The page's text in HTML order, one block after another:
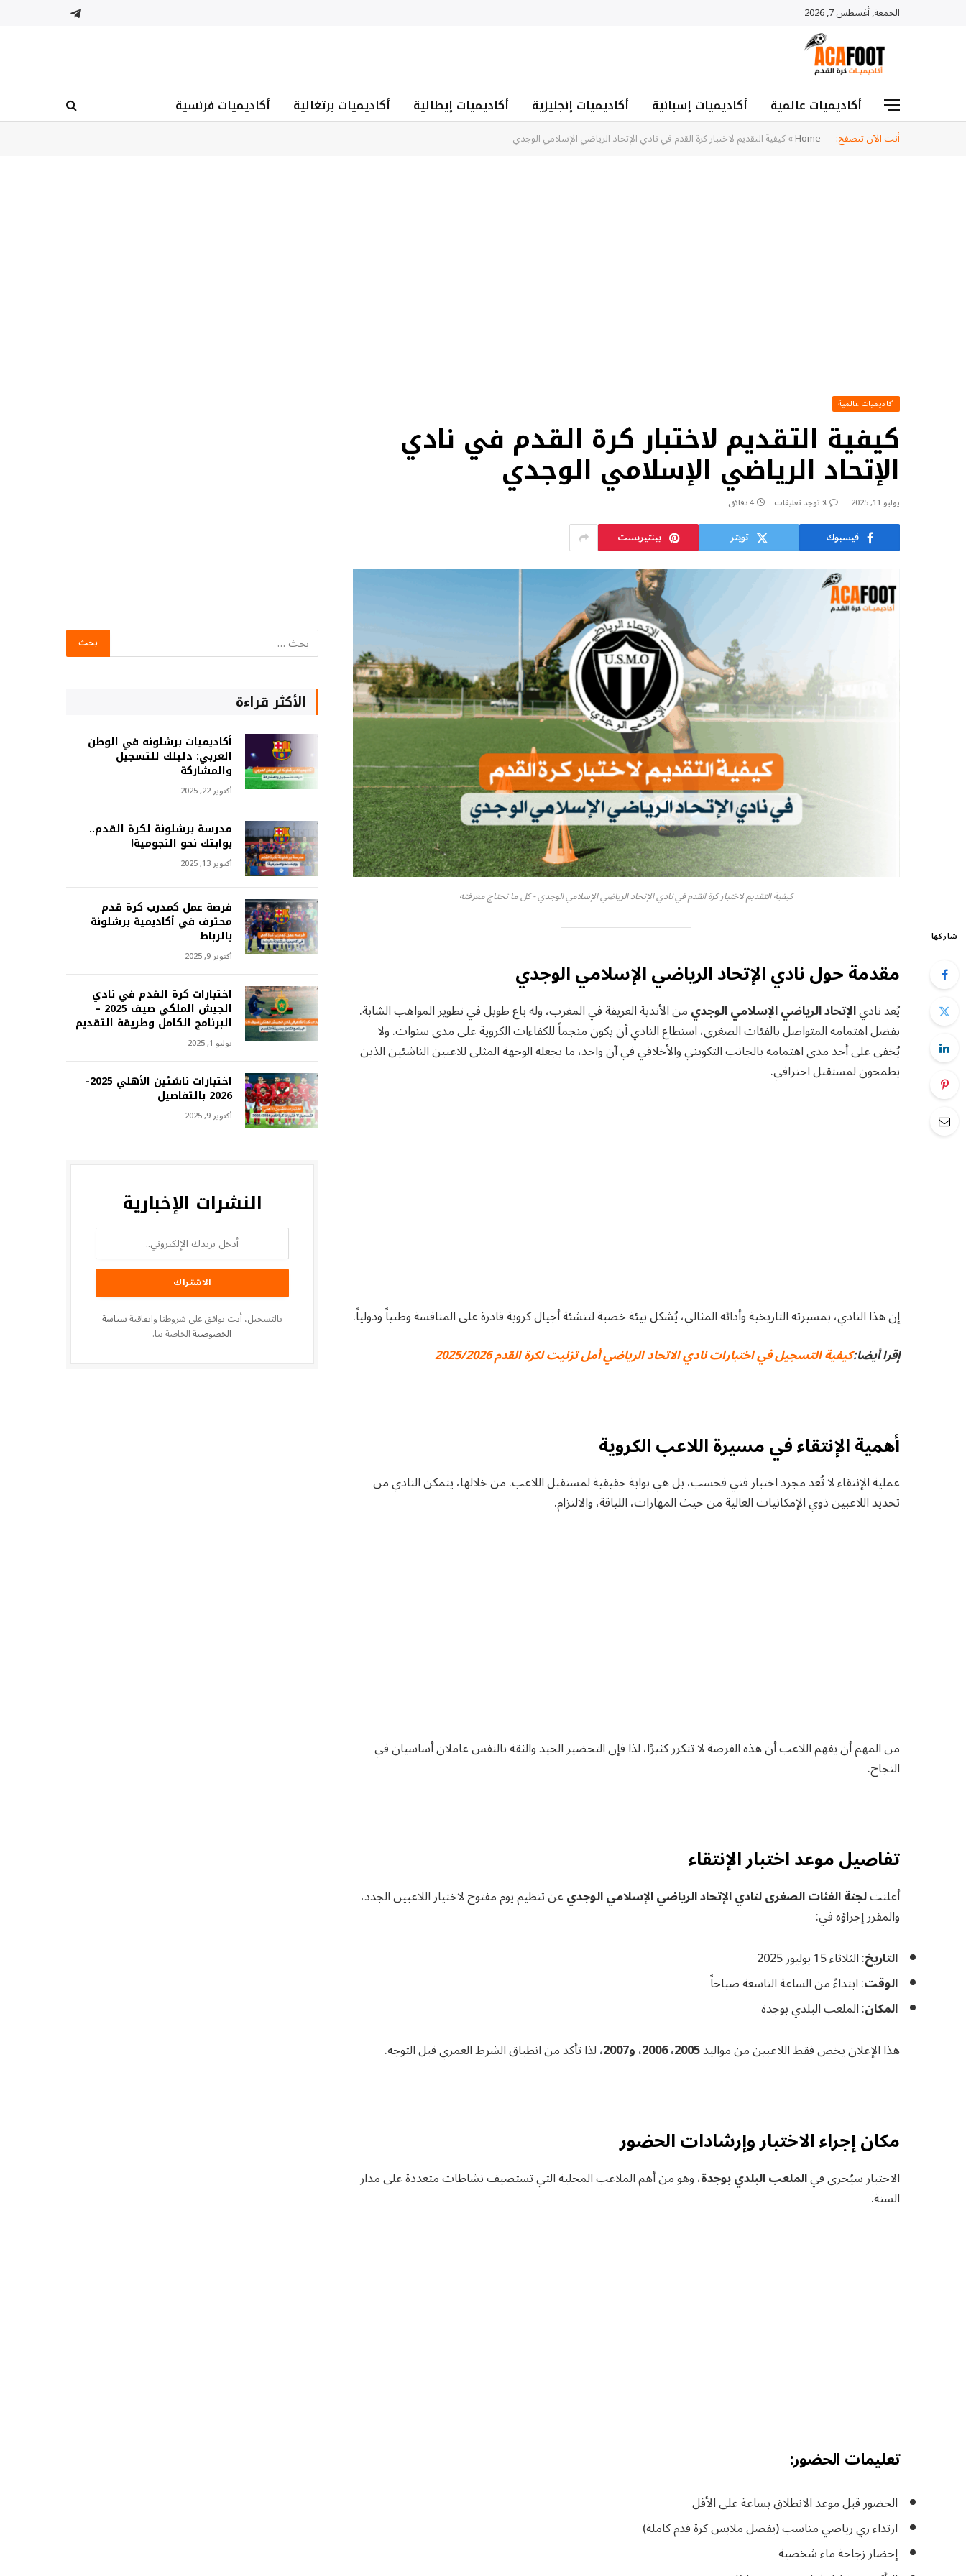
الجمعة, أغسطس 7, 2026 تيلقرام
أكاديميات عالمية أكاديميات إسبانية أكاديميات إنجليزية أكاديميات إيطالية أكاديميات برتغالية أكاديميات فرنسية
أنت الآن تتصفح: Home
»كيفية التقديم لاختبار كرة القدم في نادي الإتحاد الرياضي الإسلامي الوجدي
أكاديميات عالمية
كيفية التقديم لاختبار كرة القدم في نادي
الإتحاد الرياضي الإسلامي الوجدي
يوليو 11, 2025 لا توجد تعليقات 4 دقائق
فيسبوك تويتر بينتيريست
كيفية التقديم لاختبار كرة القدم في نادي الإتحاد الرياضي الإسلامي الوجدي - كل ما تحتاج معرفته
شاركها
مقدمة حول نادي الإتحاد الرياضي الإسلامي الوجدي
يُعد ناديالإتحاد الرياضي الإسلامي الوجديمن الأندية العريقة في المغرب، وله باع طويل في تطوير المواهب الشابة.
بفضل اهتمامه المتواصل بالفئات الصغرى، استطاع النادي أن يكون منجماً للكفاءات الكروية على مدى سنوات. ولا
يُخفى على أحد مدى اهتمامه بالجانب التكويني والأخلاقي في آن واحد، ما يجعله الوجهة المثلى للاعبين الناشئين الذين
يطمحون لمستقبل احترافي.
إن هذا النادي، بمسيرته التاريخية وأدائه المثالي، يُشكل بيئة خصبة لتنشئة أجيال كروية قادرة على المنافسة وطنياً ودولياً.
إقرا أيضا:كيفية التسجيل في اختبارات نادي الاتحاد الرياضي أمل تزنيت لكرة القدم 2025/2026
أهمية الإنتقاء في مسيرة اللاعب الكروية
عملية الإنتقاء لا تُعد مجرد اختبار فني فحسب، بل هي بوابة حقيقية لمستقبل اللاعب. من خلالها، يتمكن النادي من
تحديد اللاعبين ذوي الإمكانيات العالية من حيث المهارات، اللياقة، والالتزام.
من المهم أن يفهم اللاعب أن هذه الفرصة لا تتكرر كثيرًا، لذا فإن التحضير الجيد والثقة بالنفس عاملان أساسيان في
النجاح.
تفاصيل موعد اختبار الإنتقاء
أعلنتلجنة الفئات الصغرى لنادي الإتحاد الرياضي الإسلامي الوجديعن تنظيم يوم مفتوح لاختيار اللاعبين الجدد،
والمقرر إجراؤه في:
التاريخ: الثلاثاء 15 يوليوز 2025
الوقت: ابتداءً من الساعة التاسعة صباحاً
المكان: الملعب البلدي بوجدة
هذا الإعلان يخص فقط اللاعبين من مواليد2005، 2006، و2007 ، لذا تأكد من انطباق الشرط العمري قبل التوجه.
مكان إجراء الاختبار وإرشادات الحضور
الاختبار سيُجرى فيالملعب البلدي بوجدة، وهو من أهم الملاعب المحلية التي تستضيف نشاطات متعددة على مدار
السنة.
تعليمات الحضور:
الحضور قبل موعد الانطلاق بساعة على الأقل
ارتداء زي رياضي مناسب (يفضل ملابس كرة قدم كاملة)
إحضار زجاجة ماء شخصية
الأكثر قراءة
أكاديميات برشلونه في الوطن
العربي: دليلك للتسجيل
والمشاركة
أكتوبر 22, 2025
مدرسة برشلونة لكرة القدم..
بوابتك نحو النجومية!
أكتوبر 13, 2025
فرصة عمل كمدرب كرة قدم
محترف في أكاديمية برشلونة
بالرباط
أكتوبر 9, 2025
اختبارات كرة القدم في نادي
الجيش الملكي صيف 2025 –
البرنامج الكامل وطريقة التقديم
يوليو 1, 2025
اختبارات ناشئين الأهلي 2025-
2026 بالتفاصيل
أكتوبر 9, 2025
النشرات الإخبارية
بالتسجيل، أنت توافق على شروطنا واتفاقيةسياسة
الخصوصيةالخاصة بنا.